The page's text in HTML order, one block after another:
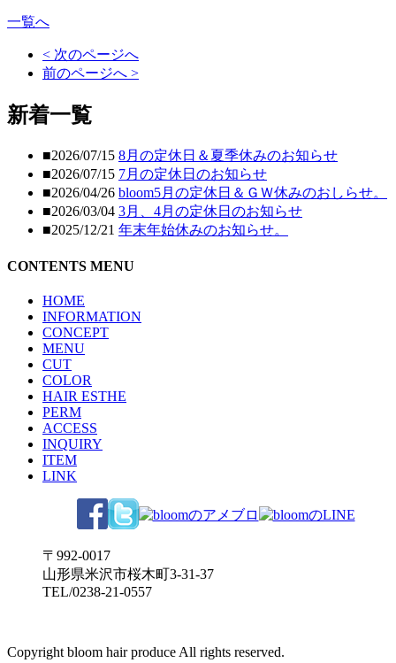
一覧へ
< 次のページへ
前のページへ >
新着一覧
■2026/07/15 8月の定休日＆夏季休みのお知らせ
■2026/07/15 7月の定休日のお知らせ
■2026/04/26 bloom5月の定休日＆ＧＷ休みのおしらせ。
■2026/03/04 3月、4月の定休日のお知らせ
■2025/12/21 年末年始休みのお知らせ。
CONTENTS MENU
HOME
INFORMATION
CONCEPT
MENU
CUT
COLOR
HAIR ESTHE
PERM
ACCESS
INQUIRY
ITEM
LINK
〒992-0017
山形県米沢市桜木町3-31-37
TEL/0238-21-0557
Copyright bloom hair produce All rights reserved.